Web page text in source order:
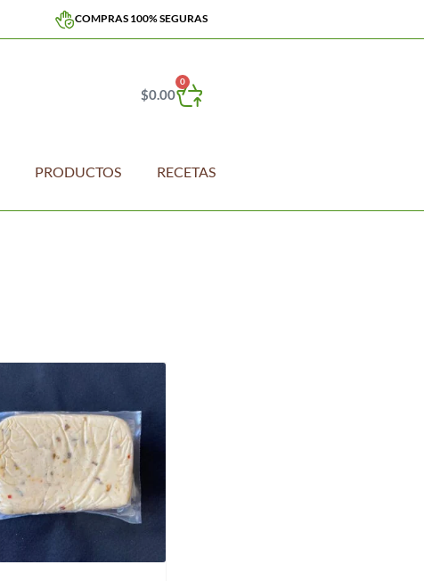
COMPRAS 100% SEGURAS
$0.00
0
PRODUCTOS RECETAS